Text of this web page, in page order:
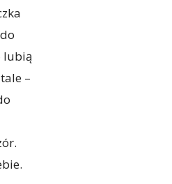
lubią
–